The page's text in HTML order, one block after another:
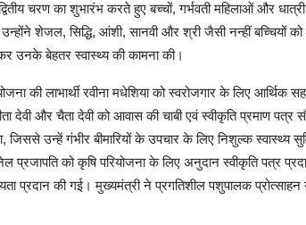
चरण का शुभारंभ करते हुए बच्चों, गर्भवती महिलाओं और
शेजल, सिद्धि, आंशी, सानवी और श्री जैसी नन्हीं बच्चियों
उनके बेहतर स्वास्थ्य की कामना की।
की लाभार्थी रवीना मधेशिया को स्वरोजगार के लिए आर्थिक
देवी और चैता देवी को आवास की चाबी एवं स्वीकृति प्रमाण पत्र
जिससे उन्हें गंभीर बीमारियों के उपचार के लिए निशुल्क स्वास्थ्य
प्रजापति को कृषि परियोजना के लिए अनुदान स्वीकृति पत्र
प्रदान की गई। मुख्यमंत्री ने प्रगतिशील पशुपालक प्रोत्साहन